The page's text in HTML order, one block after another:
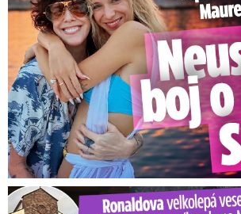
Ronaldova velkolepá veselka na Madeiře: